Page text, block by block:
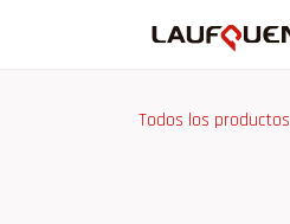
Todos los productos